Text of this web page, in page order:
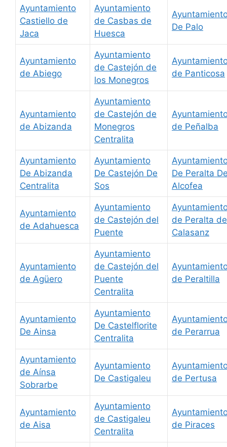
Ayuntamiento
Castiello de
Jaca
Ayuntamiento
de Casbas de
Huesca
De Palo
Ayuntamiento
de Abiego
Ayuntamiento
de Castejón de
los Monegros
de Panticosa
Ayuntamiento
de Abizanda
Ayuntamiento
de Castejón de
Monegros
Centralita
de Peñalba
Ayuntamiento
De Abizanda
Centralita
Ayuntamiento
De Castejón De
Sos
De Peralta
Alcofea
Ayuntamiento
de Adahuesca
Ayuntamiento
de Castejón del
Puente
de Peralta de
Calasanz
Ayuntamiento
de Agüero
Ayuntamiento
de Castejón del
Puente
Centralita
de Peraltilla
Ayuntamiento
De Ainsa
Ayuntamiento
De Castelflorite
Centralita
de Perarrua
Ayuntamiento
de Aínsa
Sobrarbe
Ayuntamiento
De Castigaleu
de Pertusa
Ayuntamiento
de Aisa
Ayuntamiento
de Castigaleu
Centralita
de Piraces